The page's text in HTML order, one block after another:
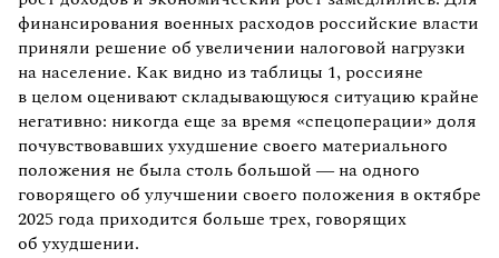
финансирования военных расходов российские власти
приняли решение об увеличении налоговой нагрузки
на население. Как видно из таблицы 1, россияне
в целом оценивают складывающуюся ситуацию крайне
негативно: никогда еще за время «спецоперации» доля
почувствовавших ухудшение своего материального
положения не была столь большой — на одного
говорящего об улучшении своего положения в октябре
2025 года приходится больше трех, говорящих
об ухудшении.